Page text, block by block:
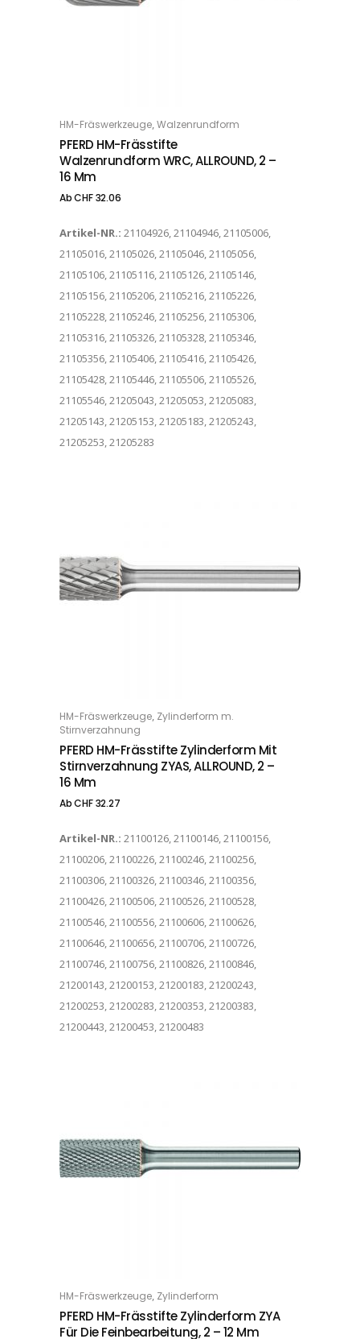
OPTIONS
HM-Fräswerkzeuge,Walzenrundform
PFERD HM-Frässtifte
Walzenrundform WRC, ALLROUND, 2 –
16 Mm
AbCHF32.06
Artikel-NR.: 21104926, 21104946, 21105006,
21105016, 21105026, 21105046, 21105056,
21105106, 21105116, 21105126, 21105146,
21105156, 21105206, 21105216, 21105226,
21105228, 21105246, 21105256, 21105306,
21105316, 21105326, 21105328, 21105346,
21105356, 21105406, 21105416, 21105426,
21105428, 21105446, 21105506, 21105526,
21105546, 21205043, 21205053, 21205083,
21205143, 21205153, 21205183, 21205243,
21205253, 21205283
OPTIONS
HM-Fräswerkzeuge, Zylinderform m.
Stirnverzahnung
PFERD HM-Frässtifte Zylinderform Mit
Stirnverzahnung ZYAS, ALLROUND, 2 –
16 Mm
AbCHF32.27
Artikel-NR.: 21100126, 21100146, 21100156,
21100206, 21100226, 21100246, 21100256,
21100306, 21100326, 21100346, 21100356,
21100426, 21100506, 21100526, 21100528,
21100546, 21100556, 21100606, 21100626,
21100646, 21100656, 21100706, 21100726,
21100746, 21100756, 21100826, 21100846,
21200143, 21200153, 21200183, 21200243,
21200253, 21200283, 21200353, 21200383,
21200443, 21200453, 21200483
OPTIONS
HM-Fräswerkzeuge, Zylinderform
PFERD HM-Frässtifte Zylinderform ZYA
Für Die Feinbearbeitung, 2 – 12 Mm